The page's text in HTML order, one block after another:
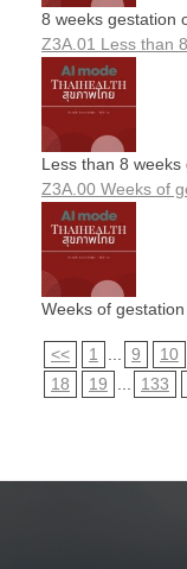
8 weeks gestation
Z3A.01 Less than
Less than 8
Z3A.00 Weeks of
Weeks of
<< 1 ... 9 10
18
19 ... 133